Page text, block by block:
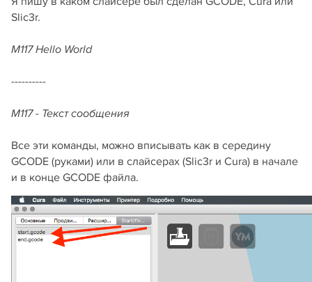
Slic3r.
M117 Hello World
----------
M117 - Текст сообщения
Все эти команды, можно вписывать как в середину
GCODE (руками) или в слайсерах (Slic3r и Cura) в начале
и в конце GCODE файла.